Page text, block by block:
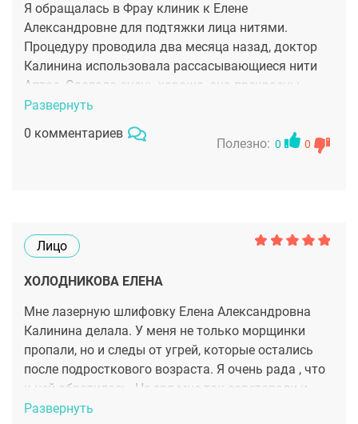
Я обращалась в Фрау клиник к Елене
Александровне для подтяжки лица нитями.
Процедуру проводила два месяца назад, доктор
Калинина использовала рассасывающиеся нити
Аптос. Сделала очень хорошо, она прекрасны
косметолог, сразу чувствуется, что специалист
высокого уровня. Очень благодарна ей за
прекрасный результат!
Развернуть
0 комментариев
Полезно: 0 0
Лицо
ХОЛОДНИКОВА ЕЛЕНА
Мне лазерную шлифовку Елена Александровна
Калинина делала. У меня не только морщинки
пропали, но и следы от угрей, которые остались
после подросткового возраста. Я очень рада , что
к ней обратилась. Не зря мне так советовали и
клинику и врача!
Развернуть